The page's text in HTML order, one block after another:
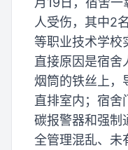
人受伤，其中2
等职业技术学校
直接原因是宿舍
烟筒的铁丝上，
直排室内；宿舍
碳报警器和强制
全管理混乱、未